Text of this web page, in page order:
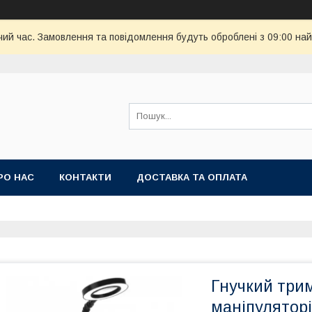
час. Замовлення та повідомлення будуть оброблені з 09:00
НАС КОНТАКТИ ДОСТАВКА ТА ОПЛАТА
Гнучкий